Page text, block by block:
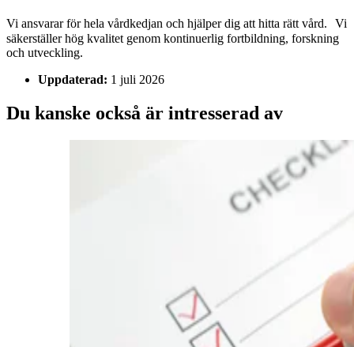
Vi ansvarar för hela vårdkedjan och hjälper dig att hitta rätt vård. Vi
säkerställer hög kvalitet genom kontinuerlig fortbildning, forskning
och utveckling.
Uppdaterad: 1 juli 2026
Du kanske också är intresserad av